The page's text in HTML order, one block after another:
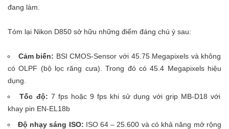
đang làm.
Tóm lại Nikon D850 sở hữu những điểm đáng chú ý sau:
Cảm biến: BSI CMOS-Sensor với 45.75 Megapixels và không
có OLPF (bộ lọc răng cưa). Trong đó có 45.4 Megapixels hiệu
dụng.
Tốc độ: 7 fps hoặc 9 fps khi sử dụng với grip MB-D18 với
khay pin EN-EL18b
Độ nhạy sáng ISO: ISO 64 – 25.600 và có khả năng mở rộng